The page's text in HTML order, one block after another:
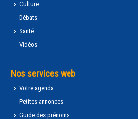
Culture
Débats
Santé
Vidéos
Nos services web
Votre agenda
Petites annonces
Guide des prénoms